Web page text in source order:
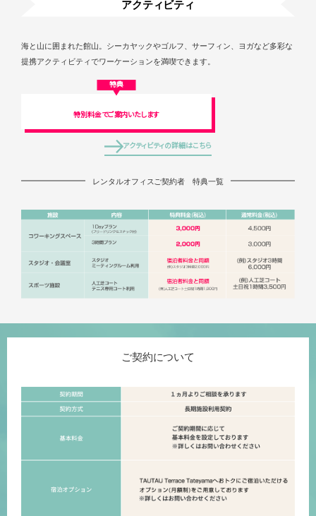
アクティビティ
海と山に囲まれた館山。シーカヤックやゴルフ、サーフィン、ヨガなど多彩な
提携アクティビティでワーケーションを満喫できます。
特典
特別料金でご案内いたします
アクティビティの詳細はこちら
レンタルオフィスご契約者 特典一覧
ご契約について